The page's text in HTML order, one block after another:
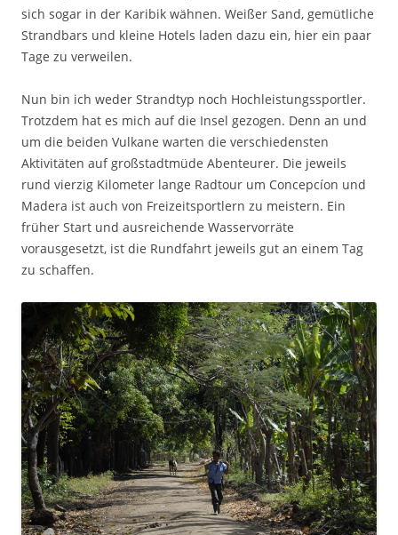
sich sogar in der Karibik wähnen. Weißer Sand, gemütliche
Strandbars und kleine Hotels laden dazu ein, hier ein paar
Tage zu verweilen.
Nun bin ich weder Strandtyp noch Hochleistungssportler.
Trotzdem hat es mich auf die Insel gezogen. Denn an und
um die beiden Vulkane warten die verschiedensten
Aktivitäten auf großstadtmüde Abenteurer. Die jeweils
rund vierzig Kilometer lange Radtour um Concepcíon und
Madera ist auch von Freizeitsportlern zu meistern. Ein
früher Start und ausreichende Wasservorräte
vorausgesetzt, ist die Rundfahrt jeweils gut an einem Tag
zu schaffen.